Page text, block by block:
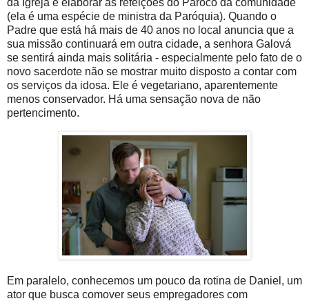
da Igreja e elaborar as refeições do Pároco da comunidade
(ela é uma espécie de ministra da Paróquia). Quando o
Padre que está há mais de 40 anos no local anuncia que a
sua missão continuará em outra cidade, a senhora Galová
se sentirá ainda mais solitária - especialmente pelo fato de o
novo sacerdote não se mostrar muito disposto a contar com
os serviços da idosa. Ele é vegetariano, aparentemente
menos conservador. Há uma sensação nova de não
pertencimento.
Em paralelo, conhecemos um pouco da rotina de Daniel, um
ator que busca comover seus empregadores com